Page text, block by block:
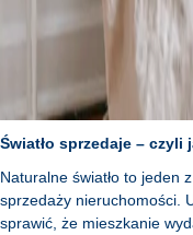
Światło sprzedaje – czyli
Naturalne światło to jeden
sprzedaży nieruchomości.
sprawić, że mieszkanie